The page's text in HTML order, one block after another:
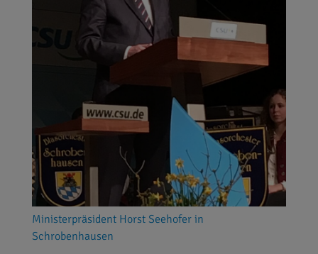
Ministerpräsident Horst Seehofer in
Schrobenhausen